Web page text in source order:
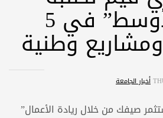
“الشرق الأوسط” في 5
وطنية
أخبار الجامعة
صيفك من خلال ريادة الأعمال”